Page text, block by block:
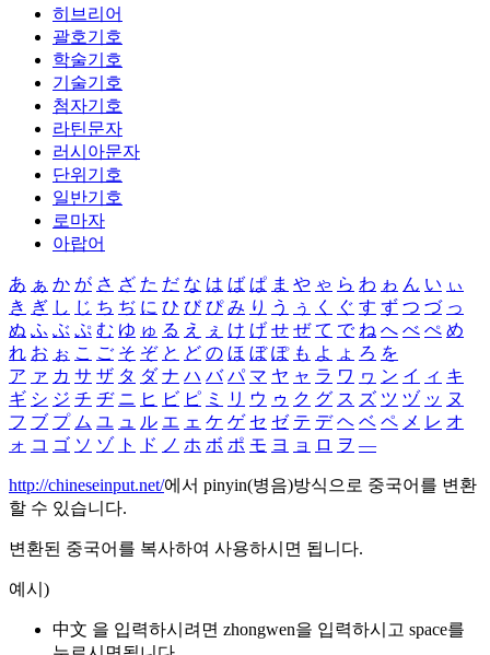
히브리어
괄호기호
학술기호
기술기호
첨자기호
라틴문자
러시아문자
단위기호
일반기호
로마자
아랍어
あ ぁ か が さ ざ た だ な は ば ぱ ま や ゃ ら わ ゎ ん い ぃ
き ぎ し じ ち ぢ に ひ び ぴ み り う ぅ く ぐ す ず つ づ っ
ぬ ふ ぶ ぷ む ゆ ゅ る え ぇ け げ せ ぜ て で ね へ べ ぺ め
れ お ぉ こ ご そ ぞ と ど の ほ ぼ ぽ も よ ょ ろ を
ア ァ カ サ ザ タ ダ ナ ハ バ パ マ ヤ ャ ラ ワ ヮ ン イ ィ キ
ギ シ ジ チ ヂ ニ ヒ ビ ピ ミ リ ウ ゥ ク グ ス ズ ツ ヅ ッ ヌ
フ ブ プ ム ユ ュ ル エ ェ ケ ゲ セ ゼ テ デ ヘ ベ ペ メ レ オ
ォ コ ゴ ソ ゾ ト ド ノ ホ ボ ポ モ ヨ ョ ロ ヲ ―
http://chineseinput.net/에서 pinyin(병음)방식으로 중국어를 변환
할 수 있습니다.
변환된 중국어를 복사하여 사용하시면 됩니다.
예시)
中文 을 입력하시려면 zhongwen을 입력하시고 space를